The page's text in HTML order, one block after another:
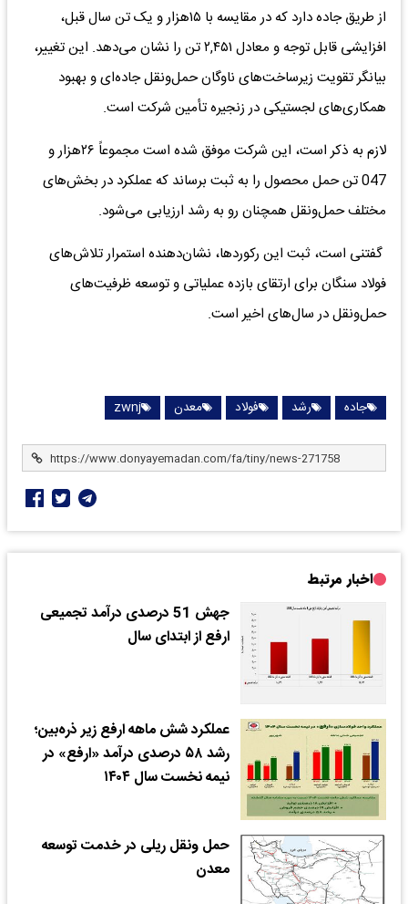
از طریق جاده دارد که در مقایسه با ۱۵هزار و یک تن سال قبل،
افزایشی قابل توجه و معادل ۲,۴۵۱ تن را نشان می‌دهد. این تغییر،
بیانگر تقویت زیرساخت‌های ناوگان حمل‌ونقل جاده‌ای و بهبود
همکاری‌های لجستیکی در زنجیره تأمین شرکت است.
لازم به ذکر است، این شرکت موفق شده است مجموعاً ۲۶هزار و
047 تن حمل محصول را به ثبت برساند که عملکرد در بخش‌های
مختلف حمل‌ونقل همچنان رو به رشد ارزیابی می‌شود.
گفتنی است، ثبت این رکوردها، نشان‌دهنده استمرار تلاش‌های
فولاد سنگان برای ارتقای بازده عملیاتی و توسعه ظرفیت‌های
حمل‌ونقل در سال‌های اخیر است.
جاده رشد فولاد معدن zwnj
اخبار مرتبط
جهش 51 درصدی درآمد تجمیعی
ارفع از ابتدای سال
عملکرد شش ماهه ارفع زیر ذره‌بین؛
رشد ۵۸ درصدی درآمد «ارفع» در
نیمه نخست سال ۱۴۰۴
حمل‌ ونقل ریلی در خدمت توسعه
معدن